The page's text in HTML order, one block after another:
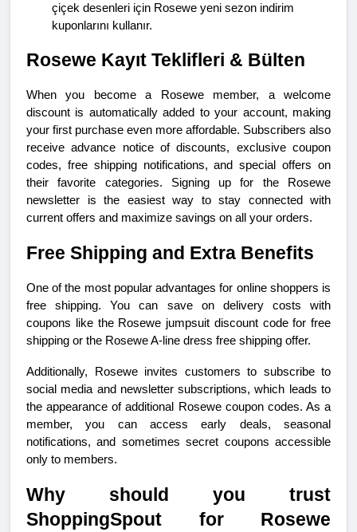
çiçek desenleri için Rosewe yeni sezon indirim
kuponlarını kullanır.
Rosewe Kayıt Teklifleri & Bülten
When you become a Rosewe member, a welcome
discount is automatically added to your account, making
your first purchase even more affordable. Subscribers also
receive advance notice of discounts, exclusive coupon
codes, free shipping notifications, and special offers on
their favorite categories. Signing up for the Rosewe
newsletter is the easiest way to stay connected with
current offers and maximize savings on all your orders.
Free Shipping and Extra Benefits
One of the most popular advantages for online shoppers is
free shipping. You can save on delivery costs with
coupons like the Rosewe jumpsuit discount code for free
shipping or the Rosewe A-line dress free shipping offer.
Additionally, Rosewe invites customers to subscribe to
social media and newsletter subscriptions, which leads to
the appearance of additional Rosewe coupon codes. As a
member, you can access early deals, seasonal
notifications, and sometimes secret coupons accessible
only to members.
Why should you trust
ShoppingSpout for Rosewe